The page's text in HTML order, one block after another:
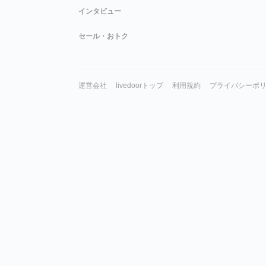
インタビュー
セール・おトク
運営会社 livedoorトップ 利用規約 プライバシーポ